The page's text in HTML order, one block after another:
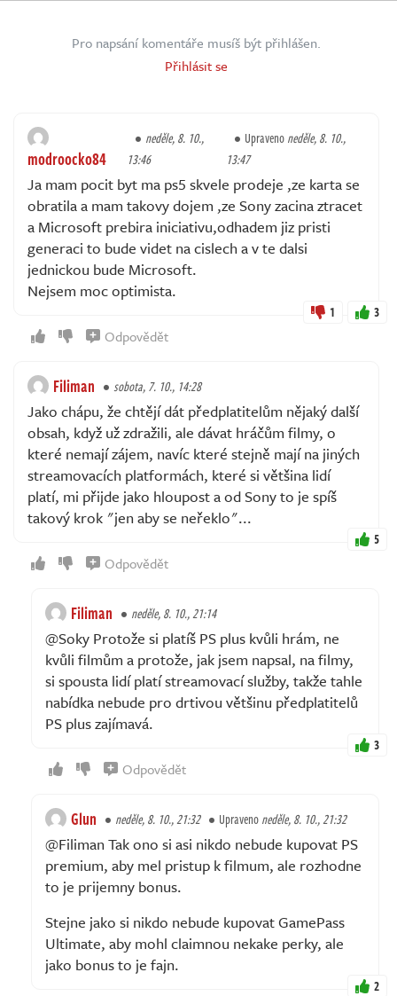
Pro napsání komentáře musíš být přihlášen.
Přihlásit se
modroocko84
neděle, 8. 10.,
13:46
Upravenoneděle, 8. 10.,
13:47
Ja mam pocit byt ma ps5 skvele prodeje ,ze karta se
obratila a mam takovy dojem ,ze Sony zacina ztracet
a Microsoft prebira iniciativu,odhadem jiz pristi
generaci to bude videt na cislech a v te dalsi
jednickou bude Microsoft.
Nejsem moc optimista.
1 3
Odpovědět
Filiman sobota, 7. 10., 14:28
Jako chápu, že chtějí dát předplatitelům nějaký další
obsah, když už zdražili, ale dávat hráčům filmy, o
které nemají zájem, navíc které stejně mají na jiných
streamovacích platformách, které si většina lidí
platí, mi přijde jako hloupost a od Sony to je spíš
takový krok "jen aby se neřeklo"...
5
Odpovědět
Filiman neděle, 8. 10., 21:14
@Soky Protože si platíš PS plus kvůli hrám, ne
kvůli filmům a protože, jak jsem napsal, na filmy,
si spousta lidí platí streamovací služby, takže tahle
nabídka nebude pro drtivou většinu předplatitelů
PS plus zajímavá.
3
Odpovědět
Glun neděle, 8. 10., 21:32 Upravenoneděle, 8. 10., 21:32
@Filiman Tak ono si asi nikdo nebude kupovat PS
premium, aby mel pristup k filmum, ale rozhodne
to je prijemny bonus.
Stejne jako si nikdo nebude kupovat GamePass
Ultimate, aby mohl claimnou nekake perky, ale
jako bonus to je fajn.
2